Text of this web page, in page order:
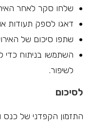
שלחו סקר לאחר
דאגו לספק תעודות
שתפו סיכום של
השתמשו בניתוח כדי
לשיפור.
לסיכום
התזמון הקפדני של כנס